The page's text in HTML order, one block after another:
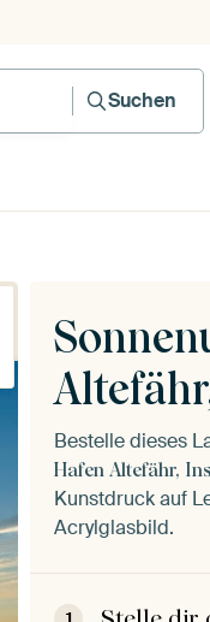
Suchen
Bestelle dieses
Hafen Altefähr,
Kunstdruck auf
Acrylglasbild.